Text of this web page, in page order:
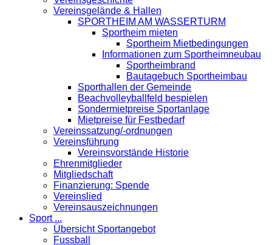
Vereinsgelände & Hallen
SPORTHEIM AM WASSERTURM
Sportheim mieten
Sportheim Mietbedingungen
Informationen zum Sportheimneubau
Sportheimbrand
Bautagebuch Sportheimbau
Sporthallen der Gemeinde
Beachvolleyballfeld bespielen
Sondermietpreise Sportanlage
Mietpreise für Festbedarf
Vereinssatzung/-ordnungen
Vereinsführung
Vereinsvorstände Historie
Ehrenmitglieder
Mitgliedschaft
Finanzierung: Spende
Vereinslied
Vereinsauszeichnungen
Sport ...
Übersicht Sportangebot
Fussball